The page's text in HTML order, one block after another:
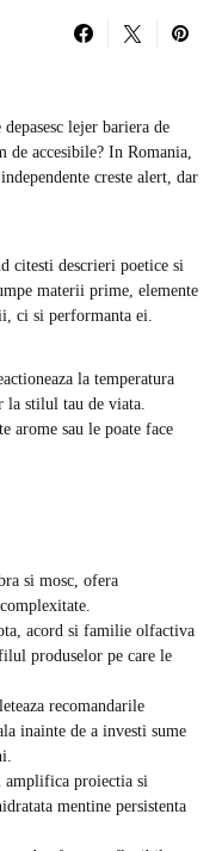
lejer bariera de
de accesibile? In Romania,
creste alert, dar
citesti descrieri poetice si
materii prime, elemente
ci si performanta ei.
la temperatura
stilul tau de viata.
arome sau le poate face
si mosc, ofera
acord si familie olfactiva
produselor pe care le
recomandarile
inainte de a investi sume
amplifica proiectia si
mentine persistenta